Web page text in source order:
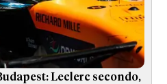
Leclerc secondo,